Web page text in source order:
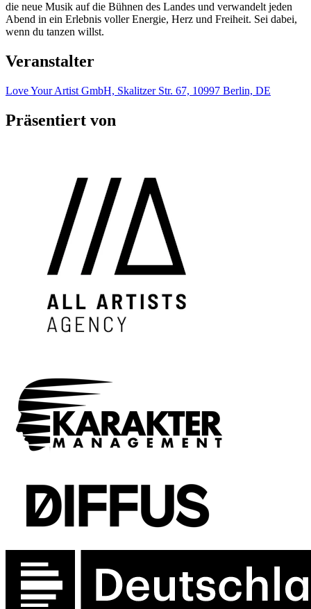
die neue Musik auf die Bühnen des Landes und verwandelt jeden
Abend in ein Erlebnis voller Energie, Herz und Freiheit. Sei dabei,
wenn du tanzen willst.
Veranstalter
Love Your Artist GmbH, Skalitzer Str. 67, 10997 Berlin, DE
Präsentiert von